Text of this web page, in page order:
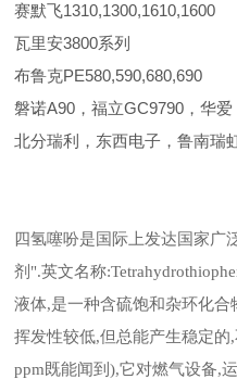
赛默飞1310,1300,1610,1600
瓦里安3800系列
布鲁克PE580,590,680,690
磐诺A90，福立GC9790，华
北分瑞利，东西电子，鲁南瑞
四氢噻吩是国际上发达国家广
剂".英文名称
液体,是一种含硫饱和杂环化
挥发性较低,但总能产生稳定的
ppm既能闻到),它对燃气设备,